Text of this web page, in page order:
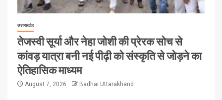
उत्तराखंड
तेजस्वी सूर्या और नेहा जोशी की प्रेरक सोच से
कांवड़ यात्रा बनी नई पीढ़ी को संस्कृति से जोड़ने का
ऐतिहासिक माध्यम
August 7, 2026 Badhai Uttarakhand